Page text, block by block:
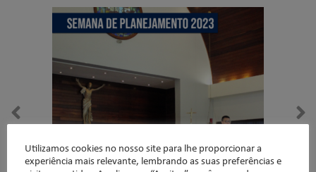
Utilizamos cookies no nosso site para lhe proporcionar a
experiência mais relevante, lembrando as suas preferências e